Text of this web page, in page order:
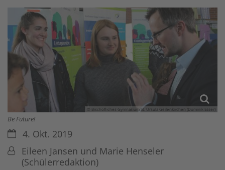
© Bischöfliches Gymnasium St. Ursula Geilenkirchen (Dominik Esser)
Be Future!
Datum:4. Okt. 2019
Von:Eileen Jansen und Marie Henseler
(Schülerredaktion)